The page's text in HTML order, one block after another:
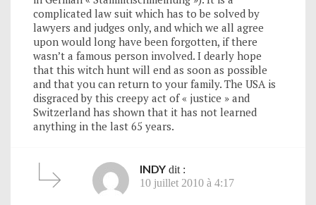
complicated law suit which has to be solved by
lawyers and judges only, and which we all agree
upon would long have been forgotten, if there
wasn’t a famous person involved. I dearly hope
that this witch hunt will end as soon as possible
and that you can return to your family. The USA is
disgraced by this creepy act of « justice » and
Switzerland has shown that it has not learned
anything in the last 65 years.
INDY dit :
10 juillet 2010 à 4:17